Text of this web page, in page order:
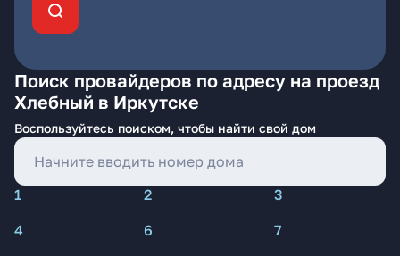
Поиск провайдеров по адресу на проезд
Хлебный в Иркутске
Воспользуйтесь поиском, чтобы найти свой дом
1 2
3
4
6
7